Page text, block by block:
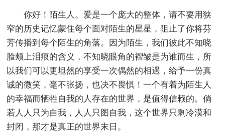
你好！陌生人。爱是一个庞大的整体，请不要用狭
窄的历史记忆蒙住每个面对陌生的星星，阻止了你将芬
芳传播到每个陌生的角落。因为陌生，我们彼此不知晓
脸颊上泪痕的含义，不知晓眼角的褶皱是为谁而生，所
以我们可以更坦然的享受一次偶然的相遇，给予一份真
诚的微笑，毫不张扬，也决不畏惧！一个有着为陌生人
的幸福而牺牲自我的人存在的世界，是值得信赖的。倘
若人人只为自我，人人只图自我，这个世界只剩冷漠和
封闭，那才是真正的世界末日。